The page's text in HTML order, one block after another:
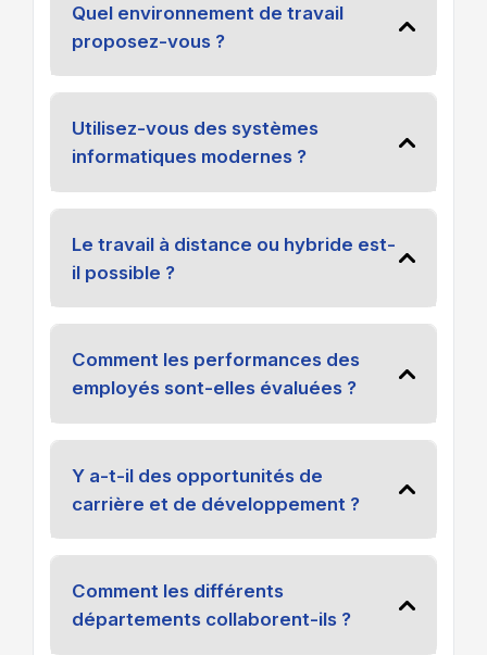
Quel environnement de travail
proposez-vous ?
Utilisez-vous des systèmes
informatiques modernes ?
Le travail à distance ou hybride est-
il possible ?
Comment les performances des
employés sont-elles évaluées ?
Y a-t-il des opportunités de
carrière et de développement ?
Comment les différents
départements collaborent-ils ?